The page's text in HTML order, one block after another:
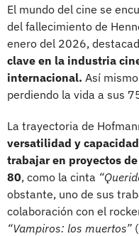
El mundo del cine se
del fallecimiento de
enero del 2026,
clave en la industria
internacional. Así
perdiendo la vida a sus
La trayectoria de
versatilidad y
trabajar en proyectos
80, como la cinta
obstante, uno de sus
colaboración con el
“Vampiros: los muertos”